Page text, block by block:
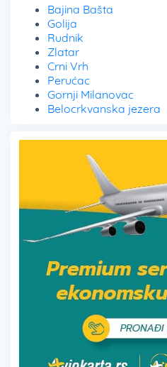
Bajina Bašta
Golija
Rudnik
Zlatar
Crni Vrh
Perućac
Gornji Milanovac
Belocrkvanska jezera